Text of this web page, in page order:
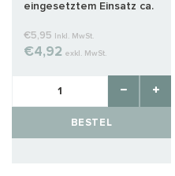
eingesetztem Einsatz ca.
€5,95 Inkl. MwSt.
€4,92 exkl. MwSt.
BESTEL